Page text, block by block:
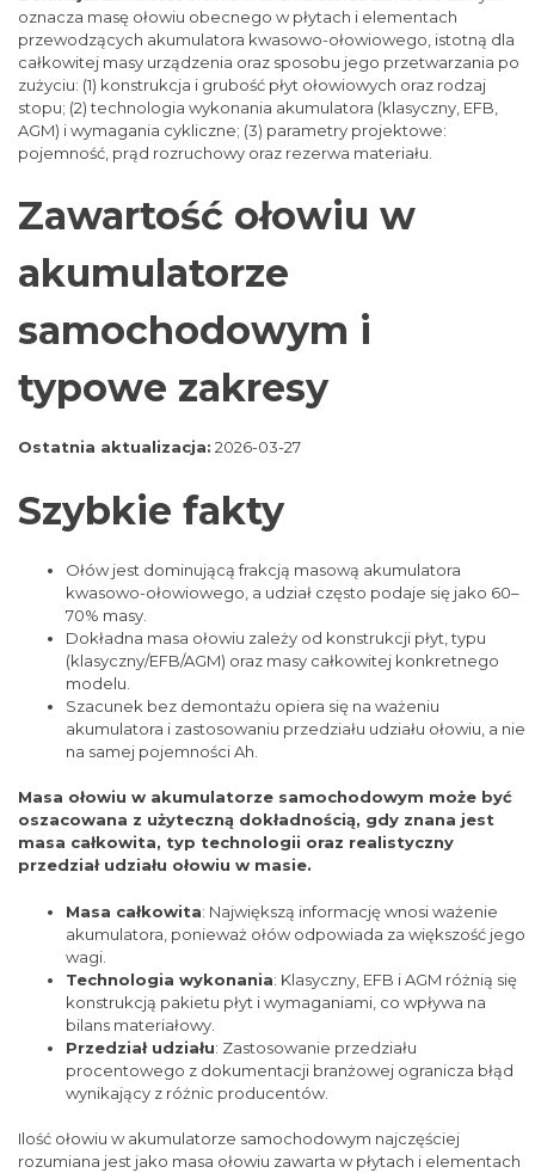
oznacza masę ołowiu obecnego w płytach i elementach
przewodzących akumulatora kwasowo-ołowiowego, istotną dla
całkowitej masy urządzenia oraz sposobu jego przetwarzania po
zużyciu: (1) konstrukcja i grubość płyt ołowiowych oraz rodzaj
stopu; (2) technologia wykonania akumulatora (klasyczny, EFB,
AGM) i wymagania cykliczne; (3) parametry projektowe:
pojemność, prąd rozruchowy oraz rezerwa materiału.
Zawartość ołowiu w
akumulatorze
samochodowym i
typowe zakresy
Ostatnia aktualizacja: 2026-03-27
Szybkie fakty
Ołów jest dominującą frakcją masową akumulatora
kwasowo-ołowiowego, a udział często podaje się jako 60–
70% masy.
Dokładna masa ołowiu zależy od konstrukcji płyt, typu
(klasyczny/EFB/AGM) oraz masy całkowitej konkretnego
modelu.
Szacunek bez demontażu opiera się na ważeniu
akumulatora i zastosowaniu przedziału udziału ołowiu, a nie
na samej pojemności Ah.
Masa ołowiu w akumulatorze samochodowym może być
oszacowana z użyteczną dokładnością, gdy znana jest
masa całkowita, typ technologii oraz realistyczny
przedział udziału ołowiu w masie.
Masa całkowita: Największą informację wnosi ważenie
akumulatora, ponieważ ołów odpowiada za większość jego
wagi.
Technologia wykonania: Klasyczny, EFB i AGM różnią się
konstrukcją pakietu płyt i wymaganiami, co wpływa na
bilans materiałowy.
Przedział udziału: Zastosowanie przedziału
procentowego z dokumentacji branżowej ogranicza błąd
wynikający z różnic producentów.
Ilość ołowiu w akumulatorze samochodowym najczęściej
rozumiana jest jako masa ołowiu zawarta w płytach i elementach